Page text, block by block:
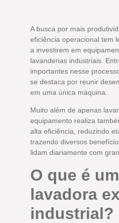
A busca por mais
eficiência operacional tem
a investirem em
lavanderias industriais.
importantes nesse
se destaca por reunir
em uma única máquina.
Muito além de apenas
equipamento realiza
alta eficiência, reduzindo
trazendo diversos
lidam diariamente com
O que é
lavadora
industrial?